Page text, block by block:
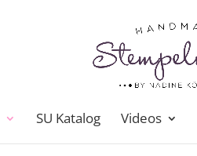
SU Katalog Videos